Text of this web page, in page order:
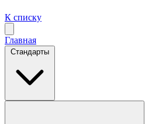
К списку
Главная
Стандарты